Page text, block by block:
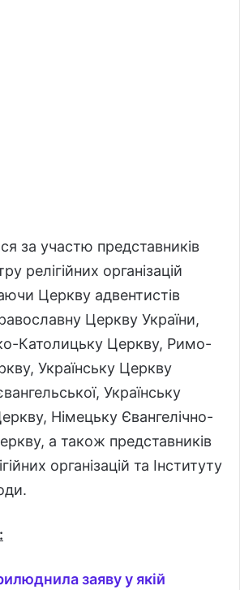
за участю представників
релігійних організацій
Церкву адвентистів
Церкву України,
Католицьку Церкву, Римо-
Українську Церкву
Українську
Німецьку Євангелічно-
а також представників
організацій та Інституту
заяву у якій